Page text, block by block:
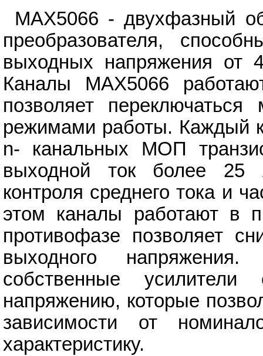
MAX5066 - двухфазный
преобразователя,
выходных напряжения
Каналы MAX5066
позволяет
режимами работы. Каждый
n- канальных МОП
выходной ток более 25
контроля среднего тока и
этом каналы работают в
противофазе позволяет
выходного
собственные
напряжению, которые
зависимости от
характеристику.